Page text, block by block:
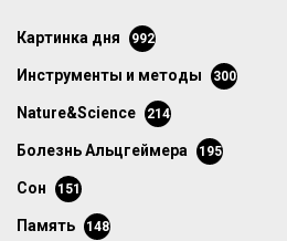
картинка дня 992
инструменты и методы 300
Nature&Science 214
болезнь Альцгеймера 195
сон 151
память 148